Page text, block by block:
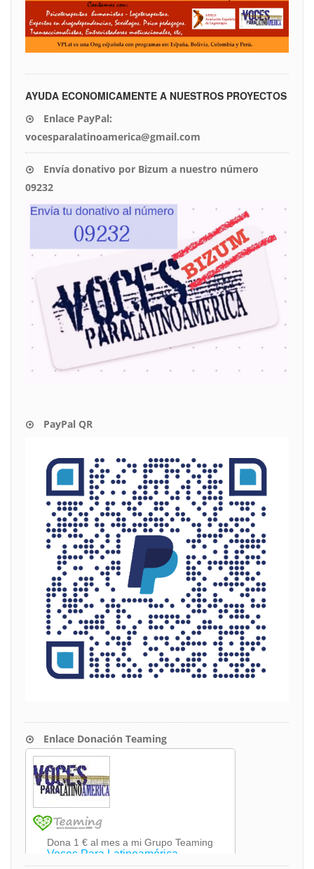
AYUDA ECONOMICAMENTE A NUESTROS PROYECTOS
Enlace PayPal:
vocesparalatinoamerica@gmail.com
Envía donativo por Bizum a nuestro número
09232
PayPal QR
Enlace Donación Teaming